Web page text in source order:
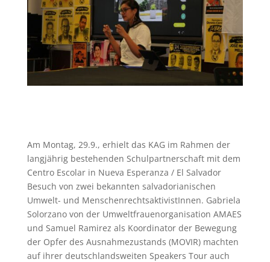
Am Montag, 29.9., erhielt das KAG im Rahmen der
langjährig bestehenden Schulpartnerschaft mit dem
Centro Escolar in Nueva Esperanza / El Salvador
Besuch von zwei bekannten salvadorianischen
Umwelt- und MenschenrechtsaktivistInnen. Gabriela
Solorzano von der Umweltfrauenorganisation AMAES
und Samuel Ramirez als Koordinator der Bewegung
der Opfer des Ausnahmezustands (MOVIR) machten
auf ihrer deutschlandsweiten Speakers Tour auch